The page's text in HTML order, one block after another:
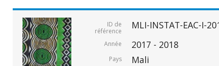
ID de
référence
MLI-INSTAT-EAC-I-
Année 2017 - 2018
Pays Mali